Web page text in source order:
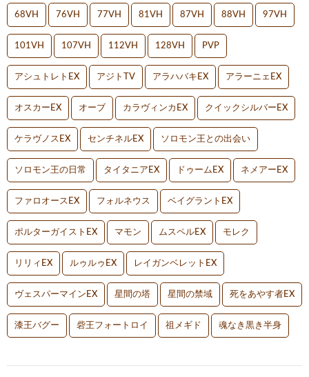
68VH 76VH 77VH 81VH 87VH 88VH 97VH
101VH 107VH 112VH 128VH PVP
アシュトレトEX アジトTV アラハバキEX アラーニェEX
オスカーEX オーブ カラヴィンカEX クイックシルバーEX
ケラヴノスEX センチネルEX ソロモン王との出会い
ソロモン王の日常 タイタニアEX ドゥームEX ネメアーEX
ファロオースEX フォルネウス ベイグラントEX
ポルターガイストEX マモン ムスペルEX モレク
リリィEX ルゥルゥEX レイガンベレットEX
ヴェスパーマインEX 星間の塔 星間の禁域 死をあやす者EX
漆王バグー 砦王フォートロイ 祖メギド 魂なき黒き半身